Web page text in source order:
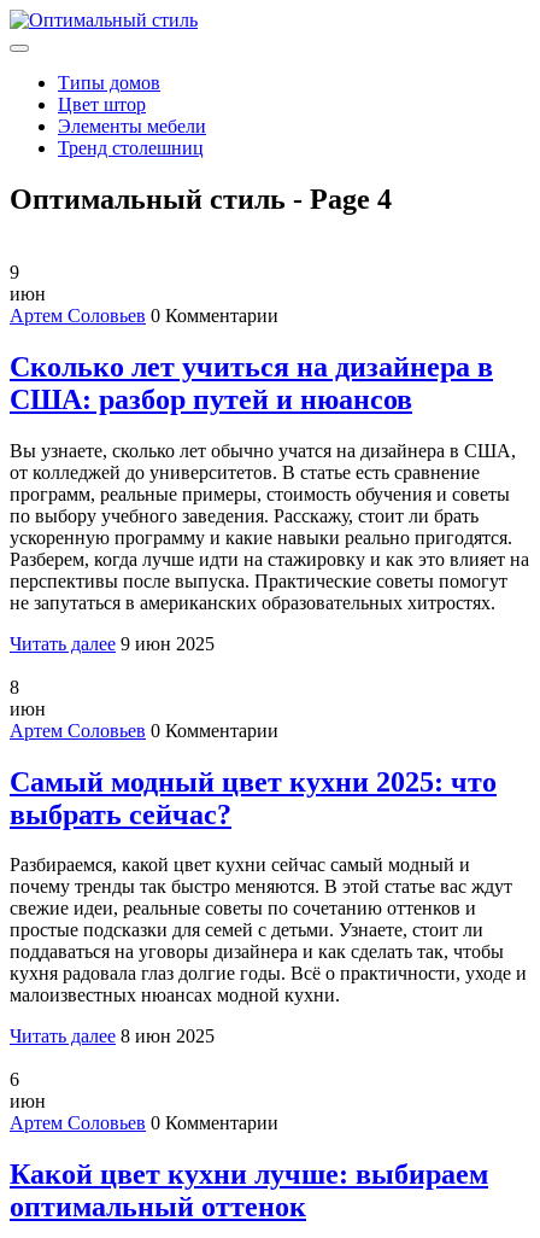
Типы домов
Цвет штор
Элементы мебели
Тренд столешниц
Оптимальный стиль - Page 4
9
июн
Артем Соловьев 0 Комментарии
Сколько лет учиться на дизайнера в
США: разбор путей и нюансов
Вы узнаете, сколько лет обычно учатся на дизайнера в США,
от колледжей до университетов. В статье есть сравнение
программ, реальные примеры, стоимость обучения и советы
по выбору учебного заведения. Расскажу, стоит ли брать
ускоренную программу и какие навыки реально пригодятся.
Разберем, когда лучше идти на стажировку и как это влияет на
перспективы после выпуска. Практические советы помогут
не запутаться в американских образовательных хитростях.
Читать далее 9 июн 2025
8
июн
Артем Соловьев 0 Комментарии
Самый модный цвет кухни 2025: что
выбрать сейчас?
Разбираемся, какой цвет кухни сейчас самый модный и
почему тренды так быстро меняются. В этой статье вас ждут
свежие идеи, реальные советы по сочетанию оттенков и
простые подсказки для семей с детьми. Узнаете, стоит ли
поддаваться на уговоры дизайнера и как сделать так, чтобы
кухня радовала глаз долгие годы. Всё о практичности, уходе и
малоизвестных нюансах модной кухни.
Читать далее 8 июн 2025
6
июн
Артем Соловьев 0 Комментарии
Какой цвет кухни лучше: выбираем
оптимальный оттенок